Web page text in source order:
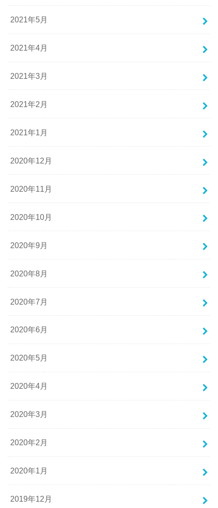
2021年5月
2021年4月
2021年3月
2021年2月
2021年1月
2020年12月
2020年11月
2020年10月
2020年9月
2020年8月
2020年7月
2020年6月
2020年5月
2020年4月
2020年3月
2020年2月
2020年1月
2019年12月